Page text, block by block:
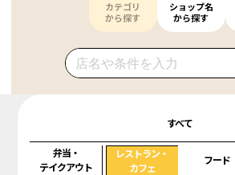
カテゴリ
から探す
ショップ名
から探す
すべて
弁当・
テイクアウト
レストラン・
カフェ
フード